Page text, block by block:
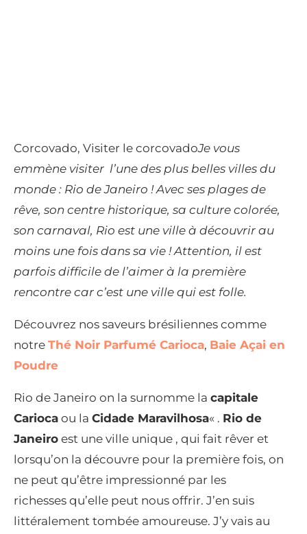
Corcovado, Visiter le corcovadoJe vous
emmène visiter l’une des plus belles villes du
monde : Rio de Janeiro ! Avec ses plages de
rêve, son centre historique, sa culture colorée,
son carnaval, Rio est une ville à découvrir au
moins une fois dans sa vie ! Attention, il est
parfois difficile de l’aimer à la première
rencontre car c’est une ville qui est folle.
Découvrez nos saveurs brésiliennes comme
notre Thé Noir Parfumé Carioca, Baie Açai en
Poudre
Rio de Janeiro on la surnomme la capitale
Carioca ou la Cidade Maravilhosa« . Rio de
Janeiro est une ville unique , qui fait rêver et
lorsqu’on la découvre pour la première fois, on
ne peut qu’être impressionné par les
richesses qu’elle peut nous offrir. J’en suis
littéralement tombée amoureuse. J’y vais au